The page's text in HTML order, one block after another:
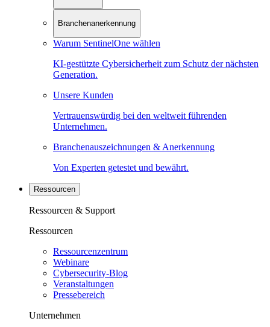
Branchenanerkennung
Warum SentinelOne wählen
KI-gestützte Cybersicherheit zum Schutz der nächsten
Generation.
Unsere Kunden
Vertrauenswürdig bei den weltweit führenden
Unternehmen.
Branchenauszeichnungen & Anerkennung
Von Experten getestet und bewährt.
Ressourcen
Ressourcen & Support
Ressourcen
Ressourcenzentrum
Webinare
Cybersecurity-Blog
Veranstaltungen
Pressebereich
Unternehmen